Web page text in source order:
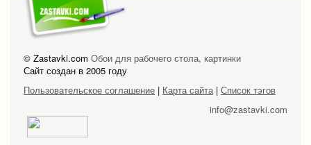
© Zastavki.com Обои для рабочего стола, картинки
Сайт создан в 2005 году
Пользовательское соглашение | Карта сайта| Список тэгов
info@zastavki.com